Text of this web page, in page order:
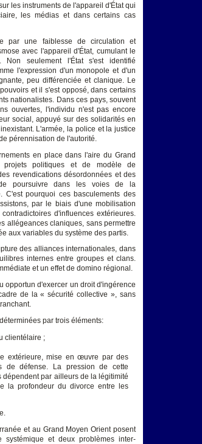
les instruments de l'appareil d'État qui
les médias et dans certains cas
par une faiblesse de circulation et
avec l'appareil d'État, cumulant le
Non seulement l'État s'est identifié
l'expression d'un monopole et d'un
peu différenciée et clanique. Le
et il s'est opposé, dans certains
nationalistes. Dans ces pays, souvent
ouvertes, l'individu n'est pas encore
social, appuyé sur des solidarités en
L'armée, la police et la justice
pérennisation de l'autorité.
en place dans l'aire du Grand
projets politiques et de modèle de
revendications désordonnées et des
de poursuivre dans les voies de la
pourquoi ces basculements des
par le biais d'une mobilisation
d'influences extérieures.
allégeances claniques, sans permettre
aux variables du système des partis.
des alliances internationales, dans
internes entre groupes et clans.
et un effet de domino régional.
opportun d'exercer un droit d'ingérence
de la « sécurité collective », sans
par trois éléments:
clientélaire ;
extérieure, mise en œuvre par des
de défense. La pression de cette
par ailleurs de la légitimité
la profondeur du divorce entre les
et au Grand Moyen Orient posent
et deux problèmes inter-